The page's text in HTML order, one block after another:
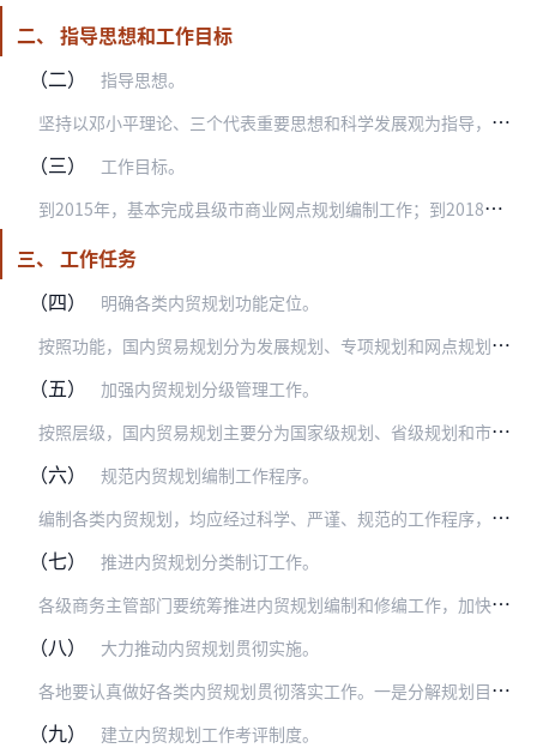
二、 指导思想和工作目标
（二）
指导思想。
坚
持以邓小平理论、三个代表重要思想和科学发展观为指导，以提高流通效率为核心目标，以保障和改善民生为根本宗旨，坚持发挥市场配置资源的基础性作用，统筹区域、城乡和内…
（三）
工作目标。
到
2015年，基本完成县级市商业网点规划编制工作；到2018年，各省（区、市）编制完成内贸发展规划，内贸专项规划覆盖内贸主要行业和重点领域，60%以上县区编制完…
三、 工作任务
（四）
明确各类内贸规划功能定位。
按
照功能，国内贸易规划分为发展规划、专项规划和网点规划三类。发展规划依据国家或地方的国民经济和社会发展五年规划纲要制订，以促进全国或某一区域内国内贸易总体发展为…
（五）
加强内贸规划分级管理工作。
按
照层级，国内贸易规划主要分为国家级规划、省级规划和市县级规划三级。推进内贸规划工作，需要明确中央和地方职责分工。商务部主要编制全国国内贸易发展规划，编制内贸各…
（六）
规范内贸规划编制工作程序。
编
制各类内贸规划，均应经过科学、严谨、规范的工作程序，确保规划质量。要把内贸规划编制过程变成集中民智、反映民意、科学决策、发扬民主的过程。各地要结合本地实际，研…
（七）
推进内贸规划分类制订工作。
各
级商务主管部门要统筹推进内贸规划编制和修编工作，加快健全以国家总体规划为指导、内贸发展规划为统领、专项规划为重点、网点规划为基础的内贸规划体系。自“十三五”开…
（八）
大力推动内贸规划贯彻实施。
各
地要认真做好各类内贸规划贯彻落实工作。一是分解规划目标任务。省级商务主管部门对商务部和本地制定的内贸发展规划和各类专项规划，要细化和分解目标与任务，明确时间进…
（九）
建立内贸规划工作考评制度。